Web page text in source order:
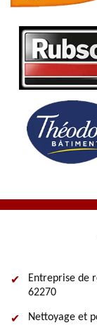
Entreprise de
62270
Nettoyage et